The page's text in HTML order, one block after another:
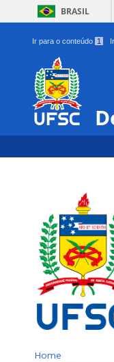
BRASIL
Ir para o conteúdo 1
Home